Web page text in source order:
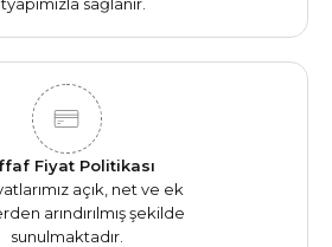
Fiyat Politikası
açık, net ve ek
arındırılmış şekilde
sunulmaktadır.